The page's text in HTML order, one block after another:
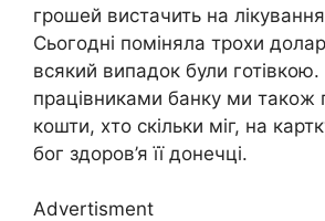
грошей вистачить на
Сьогодні поміняла трохи
всякий випадок були
працівниками банку ми також
кошти, хто скільки міг, на
бог здоров’я її донечці.
Advertisment